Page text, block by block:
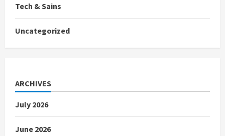
Tech & Sains
Uncategorized
ARCHIVES
July 2026
June 2026